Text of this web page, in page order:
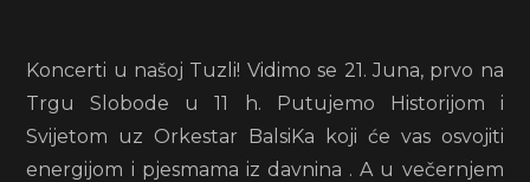
Koncerti u našoj Tuzli! Vidimo se 21. Juna, prvo na
Trgu Slobode u 11 h. Putujemo Historijom i
Svijetom uz Orkestar BalsiKa koji će vas osvojiti
energijom i pjesmama iz davnina . A u večernjem